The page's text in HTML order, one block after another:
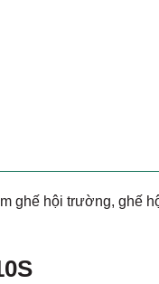
ghế hội trường, ghế